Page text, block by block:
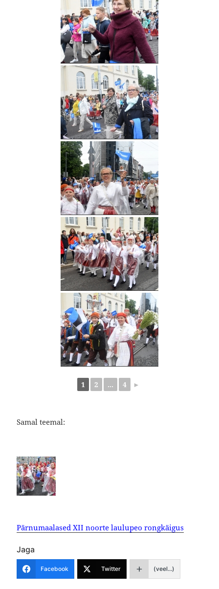
1 2 ... 4 ►
Samal teemal:
Pärnumaalased XII noorte laulupeo rongkäigus
Jaga
Facebook Twitter (veel...)